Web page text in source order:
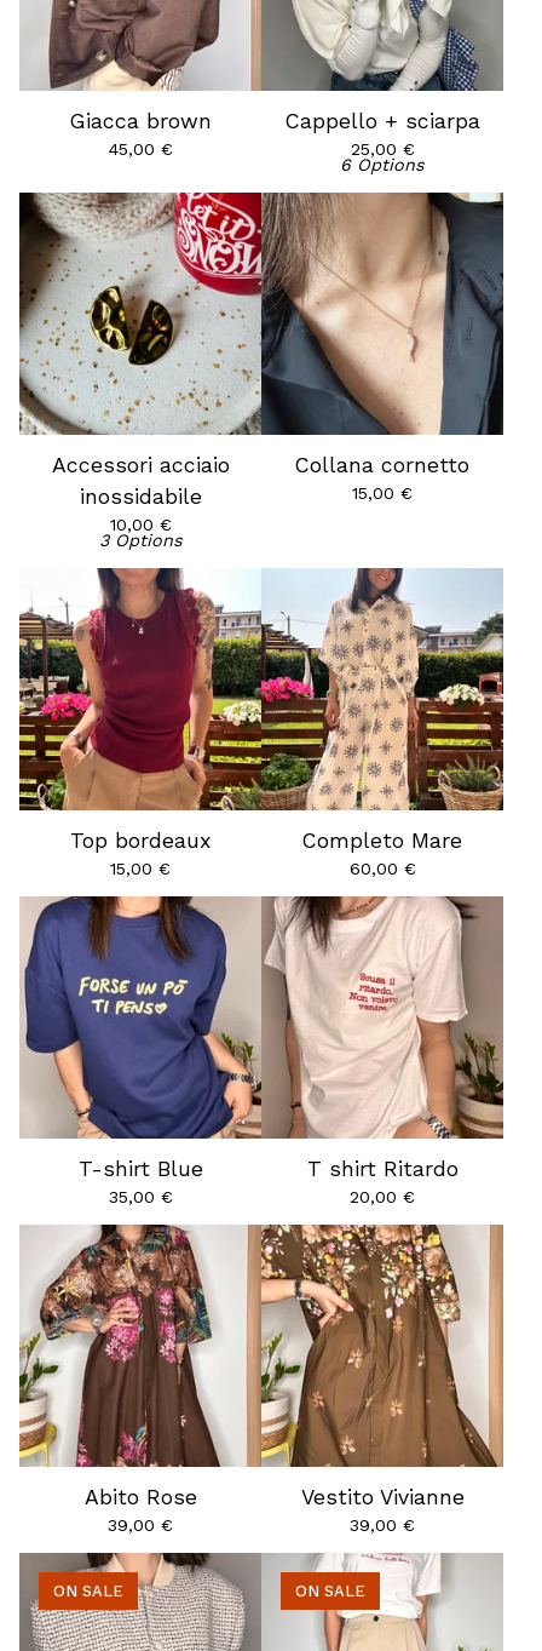
Giacca brown
45,00 €
Cappello + sciarpa
25,00 €
6 Options
Accessori acciaio
inossidabile
10,00 €
3 Options
Collana cornetto
15,00 €
Top bordeaux
15,00 €
Completo Mare
60,00 €
T-shirt Blue
35,00 €
T shirt Ritardo
20,00 €
Abito Rose
39,00 €
Vestito Vivianne
39,00 €
ON SALE ON SALE